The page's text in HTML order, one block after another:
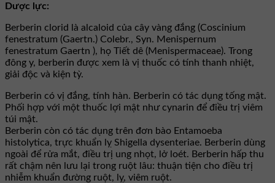
Dược lực:
Berberin clorid là alcaloid của cây vàng đắng (Coscinium
fenestratum (Gaertn.) Colebr., Syn. Menispernum
fenestratum Gaertn ), họ Tiết dê (Menispermaceae). Trong
đông y, berberin được xem là vị thuốc có tính thanh nhiệt,
giải độc và kiện tỳ.
Berberin có vị đắng, tính hàn. Berberin có tác dụng tống mật.
Phối hợp với một thuốc lợi mật như cynarin để điều trị viêm
túi mật.
Berberin còn có tác dụng trên đơn bào Entamoeba
histolytica, trực khuẩn lỵ Shigella dysenteriae. Berberin dùng
ngoài để rửa mắt, điều trị ung nhọt, lở loét. Berberin hấp thu
rất chậm nên lưu lại trong ruột lâu: thuận tiện cho điều trị
nhiễm khuẩn đường ruột, lỵ, viêm ruột.